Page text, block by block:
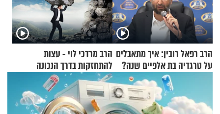
הרב רפאל רובין: איך מתאבלים
על טרגדיה בת אלפיים שנה?
הרב מרדכי לוי - עצות
להתחזקות בדרך הנכונה